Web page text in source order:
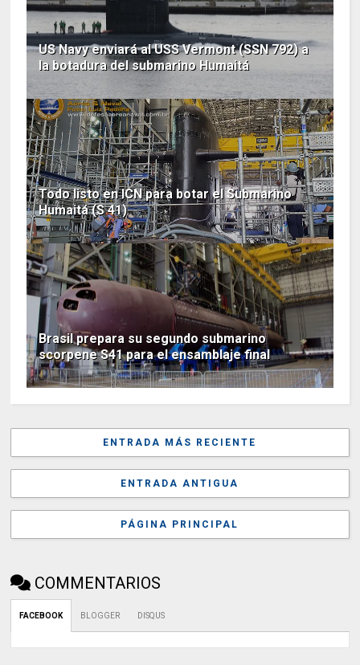
US Navy enviará al USS Vermont (SSN 792) a
la botadura del submarino Humaitá
Todo listo en ICN para botar el Submarino
Humaitá (S 41)
Brasil prepara su segundo submarino
scorpene S41 para el ensamblaje final
ENTRADA MÁS RECIENTE
ENTRADA ANTIGUA
PÁGINA PRINCIPAL
COMMENTARIOS
FACEBOOK BLOGGER DISQUS